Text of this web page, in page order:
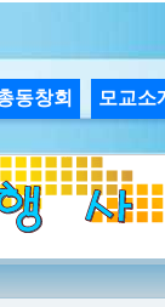
동창회 모교소